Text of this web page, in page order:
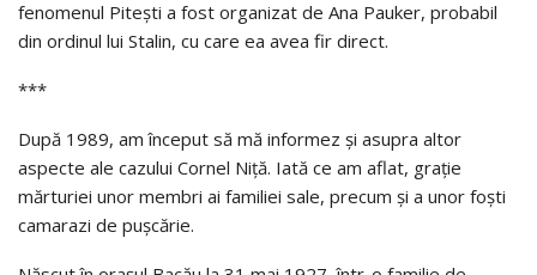
fenomenul Pitești a fost organizat de Ana Pauker, probabil
din ordinul lui Stalin, cu care ea avea fir direct.
***
După 1989, am început să mă informez și asupra altor
aspecte ale cazului Cornel Niță. Iată ce am aflat, grație
mărturiei unor membri ai familiei sale, precum și a unor foști
camarazi de pușcărie.